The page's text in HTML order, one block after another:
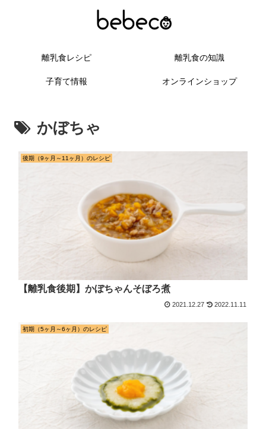
離乳食レシピ 離乳食の知識
子育て情報 オンラインショップ
かぼちゃ
後期（9ヶ月～11ヶ月）のレシピ
【離乳食後期】かぼちゃんそぼろ煮
2021.12.27 2022.11.11
初期（5ヶ月～6ヶ月）のレシピ